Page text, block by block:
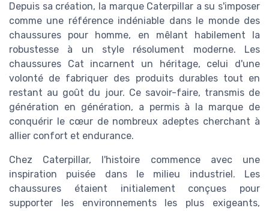
Depuis sa création, la marque Caterpillar a su s'imposer
comme une référence indéniable dans le monde des
chaussures pour homme, en mêlant habilement la
robustesse à un style résolument moderne. Les
chaussures Cat incarnent un héritage, celui d'une
volonté de fabriquer des produits durables tout en
restant au goût du jour. Ce savoir-faire, transmis de
génération en génération, a permis à la marque de
conquérir le cœur de nombreux adeptes cherchant à
allier confort et endurance.
Chez Caterpillar, l'histoire commence avec une
inspiration puisée dans le milieu industriel. Les
chaussures étaient initialement conçues pour
supporter les environnements les plus exigeants,